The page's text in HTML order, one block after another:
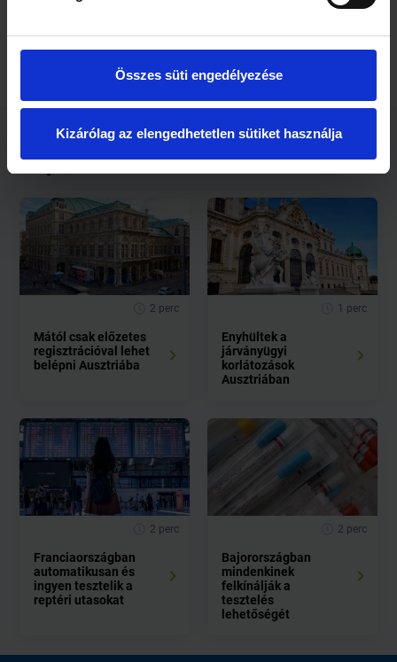
Összes süti engedélyezése
Kizárólag az elengedhetetlen sütiket használja
Kapcsolódó cikkek
2 perc
Mától csak előzetes
regisztrációval lehet
belépni Ausztriába
1 perc
Enyhültek a
járványügyi
korlátozások
Ausztriában
2 perc
Franciaországban
automatikusan és
ingyen tesztelik a
reptéri utasokat
2 perc
Bajorországban
mindenkinek
felkínálják a
tesztelés
lehetőségét